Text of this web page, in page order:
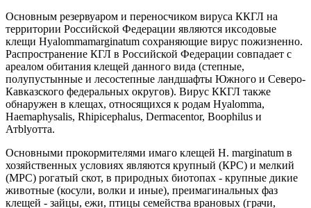
Основным резервуаром и переносчиком вируса ККГЛ на
территории Российской Федерации являются иксодовые
клещи Hyalommamarginatum сохраняющие вирус пожизненно.
Распространение КГЛ в Российской Федерации совпадает с
ареалом обитания клещей данного вида (степные,
полупустынные и лесостепные ландшафты Южного и Северо-
Кавказского федеральных округов). Вирус ККГЛ также
обнаружен в клещах, относящихся к родам Hyalomma,
Haemaphysalis, Rhipicephalus, Dermacentor, Boophilus и
Атblyотта.
Основными прокормителями имаго клещей H. marginatum в
хозяйственных условиях являются крупный (КРС) и мелкий
(МРС) рогатый скот, в природных биотопах - крупные дикие
животные (косули, волки и иные), преимагинальных фаз
клещей - зайцы, ежи, птицы семейства врановых (грачи,